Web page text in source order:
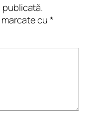
publicată.
cu*